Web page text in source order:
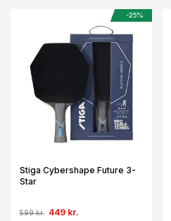
-25%
Stiga Cybershape Future 3-
Star
599 kr. 449 kr.